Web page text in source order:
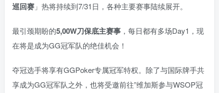
巡回赛 」热将持续到7/31日，各种主要赛事陆续展开。
最引颈期盼的5,00W刀保底主赛事 ，每日都有多场Day1，现
在将是成为GG冠军队的绝佳机会！
夺冠选手将享有GGPoker专属冠军特权。除了与国际牌手共
享成为GG冠军队之外，也将受邀前往”维加斯参与WSOP冠